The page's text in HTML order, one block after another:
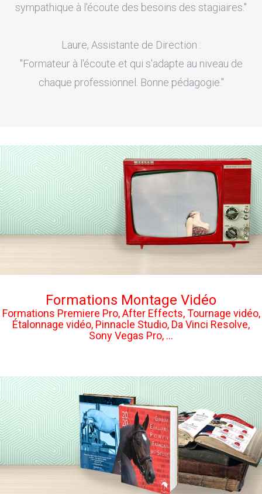
sympathique à l'écoute des besoins des stagiaires."
Laure, Assistante de Direction :
"Formateur à l'écoute et qui s'adapte au niveau de
chaque professionnel. Bonne pédagogie."
Formations Montage Vidéo
Formations Premiere Pro, After Effects, Tournage vidéo,
Étalonnage vidéo, Pinnacle Studio, Da Vinci Resolve,
Sony Vegas Pro, ...